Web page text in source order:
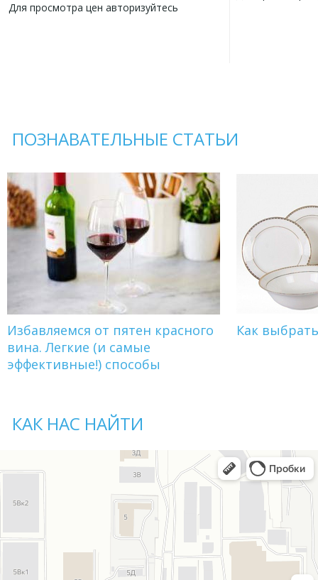
Для просмотра цен авторизуйтесь
ПОЗНАВАТЕЛЬНЫЕ СТАТЬИ
Избавляемся от пятен красного
вина. Легкие (и самые
эффективные!) способы
Как
КАК НАС НАЙТИ